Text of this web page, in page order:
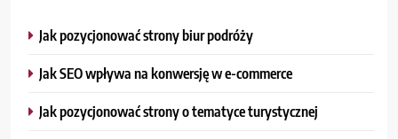
Jak pozycjonować strony biur podróży
Jak SEO wpływa na konwersję w e-commerce
Jak pozycjonować strony o tematyce turystycznej